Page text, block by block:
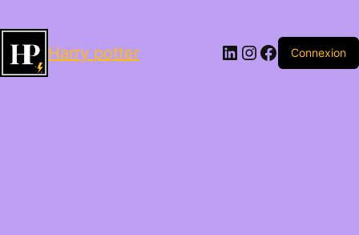
Harry potter LinkedIn
Instagram
Facebook
Connexion